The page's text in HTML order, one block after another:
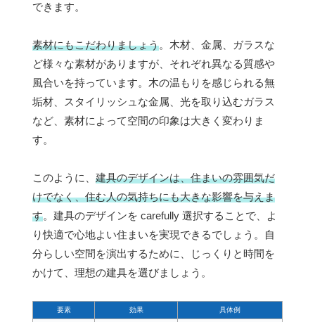
できます。
素材にもこだわりましょう。木材、金属、ガラスな
ど様々な素材がありますが、それぞれ異なる質感や
風合いを持っています。木の温もりを感じられる無
垢材、スタイリッシュな金属、光を取り込むガラス
など、素材によって空間の印象は大きく変わりま
す。
このように、 建具のデザインは、住まいの雰囲気だ
けでなく、住む人の気持ちにも大きな影響を与えま
す。建具のデザインを carefully 選択することで、よ
り快適で心地よい住まいを実現できるでしょう。自
分らしい空間を演出するために、じっくりと時間を
かけて、理想の建具を選びましょう。
要素 効果 具体例